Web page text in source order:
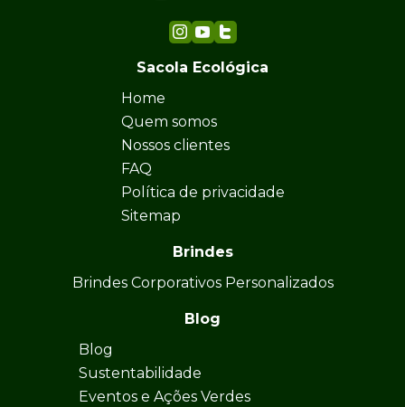
Sacola Ecológica
Home
Quem somos
Nossos clientes
FAQ
Política de privacidade
Sitemap
Brindes
Brindes Corporativos Personalizados
Blog
Blog
Sustentabilidade
Eventos e Ações Verdes